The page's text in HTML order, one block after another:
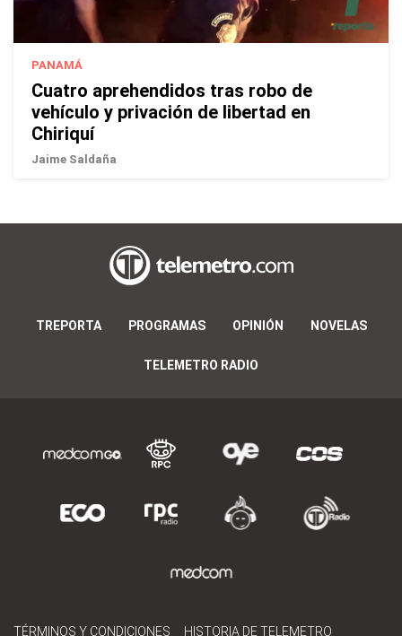
PANAMÁ
Cuatro aprehendidos tras robo de
vehículo y privación de libertad en
Chiriquí
Jaime Saldaña
TREPORTA PROGRAMAS OPINIÓN NOVELAS
TELEMETRO RADIO
TÉRMINOS Y CONDICIONES HISTORIA DE TELEMETRO